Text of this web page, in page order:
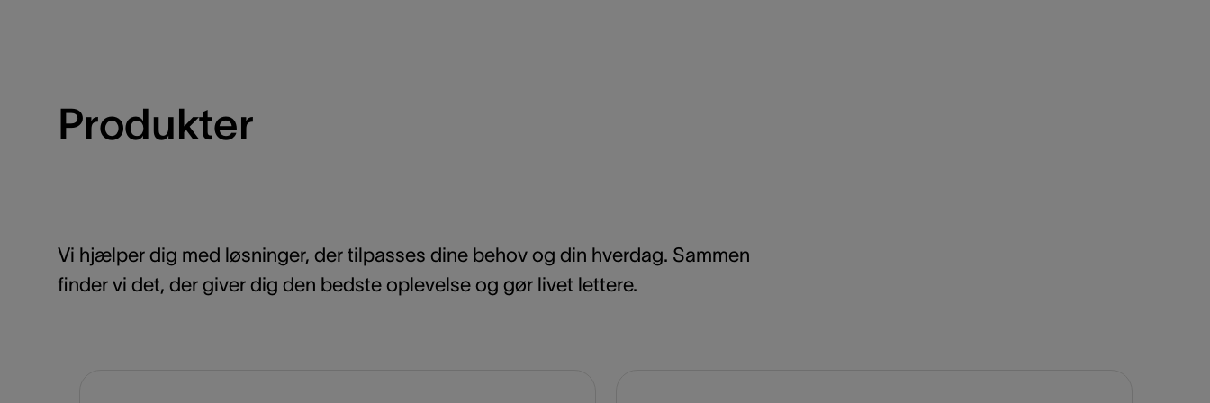
Produkter
Vi hjælper dig med løsninger, der tilpasses dine behov og din hverdag. Sammen
finder vi det, der giver dig den bedste oplevelse og gør livet lettere.